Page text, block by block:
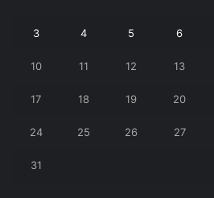
3 4 5 6
10 11 12 13
17 18 19 20
24 25 26 27
31